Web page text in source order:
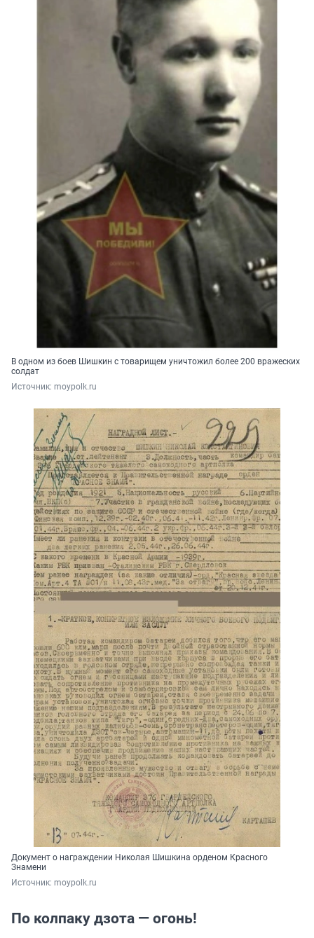
В одном из боев Шишкин с товарищем уничтожил более 200 вражеских
солдат
Источник: moypolk.ru
Документ о награждении Николая Шишкина орденом Красного
Знамени
Источник: moypolk.ru
По колпаку дзота — огонь!